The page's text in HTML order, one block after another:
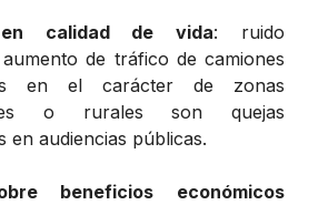
en calidad de vida: ruido
de tráfico de camiones
en el carácter de zonas
o rurales son quejas
en audiencias públicas.
beneficios económicos